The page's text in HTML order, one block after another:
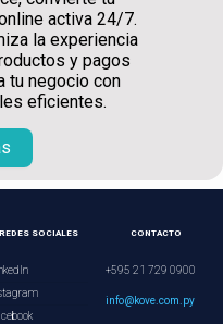
activa 24/7.
la experiencia
y pagos
tu negocio con
eficientes.
REDES SOCIALES CONTACTO
+595 21 729 0900
info@kove.com.py